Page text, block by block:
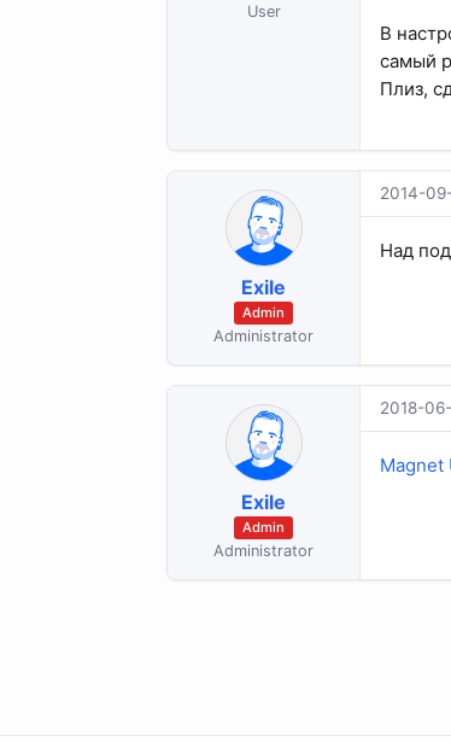
User
В
самый
Плиз,
Exile
Admin
Administrator
2014-
Над
Exile
Admin
Administrator
2018-
Magnet